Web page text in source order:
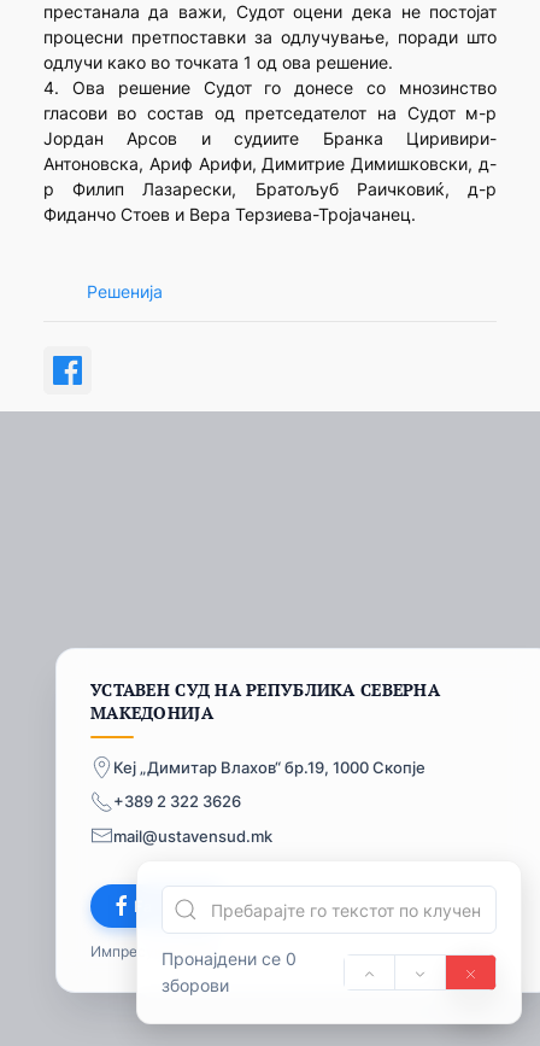
Пронајдени се 0
зборови
престанала да важи, Судот оцени дека не постојат
процесни претпоставки за одлучување, поради што
одлучи како во точката 1 од ова решение.
4. Ова решение Судот го донесе со мнозинство
гласови во состав од претседателот на Судот м-р
Јордан Арсов и судиите Бранка Циривири-
Антоновска, Ариф Арифи, Димитрие Димишковски, д-
р Филип Лазарески, Братољуб Раичковиќ, д-р
Фиданчо Стоев и Вера Терзиева-Тројачанец.
Решенија
УСТАВЕН СУД НА РЕПУБЛИКА СЕВЕРНА
МАКЕДОНИЈА
Кеј „Димитар Влахов“ бр.19, 1000 Скопје
+389 2 322 3626
mail@ustavensud.mk
Facebook
Импресум© 2026